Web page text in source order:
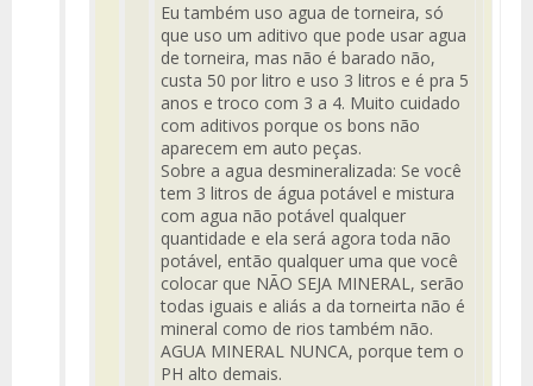
Eu também uso agua de torneira, só
que uso um aditivo que pode usar agua
de torneira, mas não é barado não,
custa 50 por litro e uso 3 litros e é pra 5
anos e troco com 3 a 4. Muito cuidado
com aditivos porque os bons não
aparecem em auto peças.
Sobre a agua desmineralizada: Se você
tem 3 litros de água potável e mistura
com agua não potável qualquer
quantidade e ela será agora toda não
potável, então qualquer uma que você
colocar que NÃO SEJA MINERAL, serão
todas iguais e aliás a da torneirta não é
mineral como de rios também não.
AGUA MINERAL NUNCA, porque tem o
PH alto demais.